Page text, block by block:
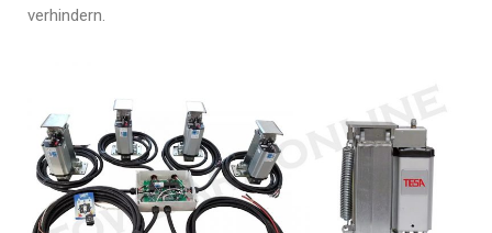
verhindern.